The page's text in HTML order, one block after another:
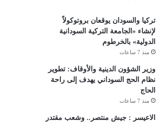
تركيا والسودان يوقعان بروتوكولاً
لإنشاء «الجامعة التركية السودانية
الدولية» بالخرطوم
منذ 7 ساعات
وزير الشؤون الدينية والأوقاف: تطوير
نظام الحج السوداني يهدف إلى راحة
الحاج
منذ 7 ساعات
الاعيسر : جيش منتصر.. وشعب مقتدر